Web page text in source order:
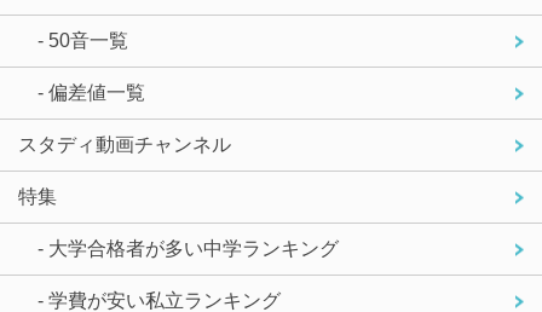
- 50音一覧
- 偏差値一覧
スタディ動画チャンネル
特集
- 大学合格者が多い中学ランキング
- 学費が安い私立ランキング